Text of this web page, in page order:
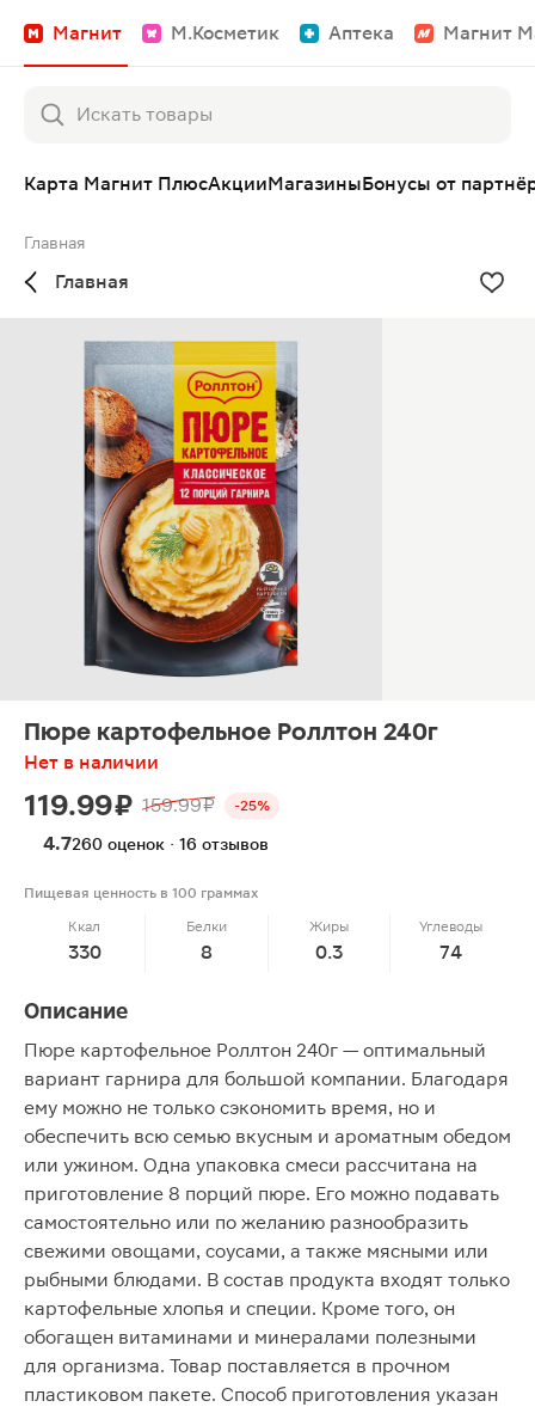
Магнит М.Косметик Аптека Магнит
Карта Магнит ПлюсАкцииМагазиныБонусы от
Главная
Главная
Пюре картофельное Роллтон 240г
Нет в наличии
119.99 ₽ 159.99 ₽ -25%
4.7260 оценок · 16 отзывов
Пищевая ценность в 100 граммах
Ккал
330
Белки
8
Жиры
0.3
Углеводы
74
Описание
Пюре картофельное Роллтон 240г — оптимальный
вариант гарнира для большой компании. Благодаря
ему можно не только сэкономить время, но и
обеспечить всю семью вкусным и ароматным обедом
или ужином. Одна упаковка смеси рассчитана на
приготовление 8 порций пюре. Его можно подавать
самостоятельно или по желанию разнообразить
свежими овощами, соусами, а также мясными или
рыбными блюдами. В состав продукта входят только
картофельные хлопья и специи. Кроме того, он
обогащен витаминами и минералами полезными
для организма. Товар поставляется в прочном
пластиковом пакете. Способ приготовления указан